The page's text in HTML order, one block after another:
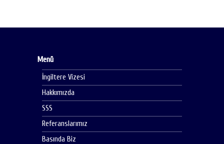
Menü
İngiltere Vizesi
Hakkımızda
SSS
Referanslarımız
Basında Biz